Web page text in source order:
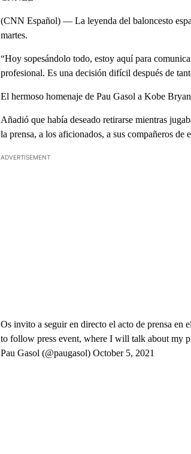
(CNN Español) — La leyenda del baloncesto
martes.
“Hoy sopesándolo todo, estoy aquí para
profesional. Es una decisión difícil después de
El hermoso homenaje de Pau Gasol a Kobe
Añadió que había deseado retirarse mientras
la prensa, a los aficionados, a sus compañeros de
ADVERTISEMENT
Os invito a seguir en directo el acto de prensa
to follow press event, where I will talk about my
Pau Gasol (@paugasol) October 5, 2021